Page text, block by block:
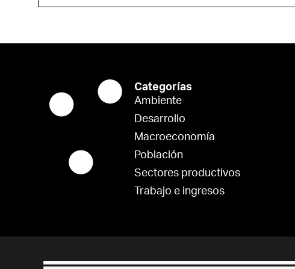
Categorías
Ambiente
Desarrollo
Macroeconomía
Población
Sectores productivos
Trabajo e ingresos